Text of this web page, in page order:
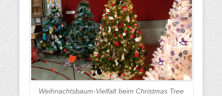
Weihnachtsbaum-Vielfalt beim Christmas Tree